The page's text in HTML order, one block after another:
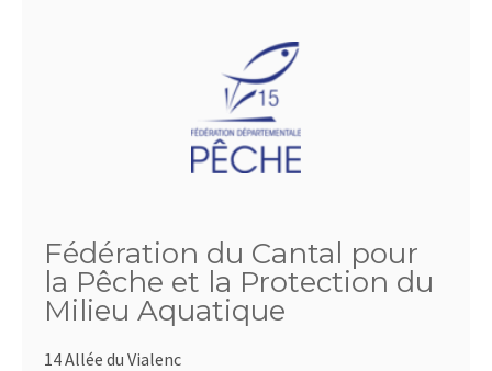
Fédération du Cantal pour
la Pêche et la Protection du
Milieu Aquatique
14 Allée du Vialenc